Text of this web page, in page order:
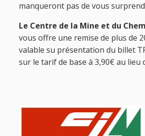
manqueront pas de vous
Le Centre de la Mine et du
vous offre une remise de plus de
valable su présentation du billet
sur le tarif de base à 3,90€ au lieu